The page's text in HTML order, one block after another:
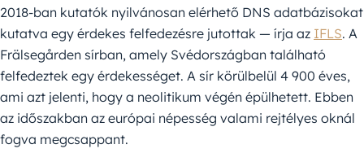
2018-ban kutatók nyilvánosan elérhető DNS adatbázisokat
kutatva egy érdekes felfedezésre jutottak — írja az IFLS. A
Frälsegården sírban, amely Svédországban található
felfedeztek egy érdekességet. A sír körülbelül 4 900 éves,
ami azt jelenti, hogy a neolitikum végén épülhetett. Ebben
az időszakban az európai népesség valami rejtélyes oknál
fogva megcsappant.